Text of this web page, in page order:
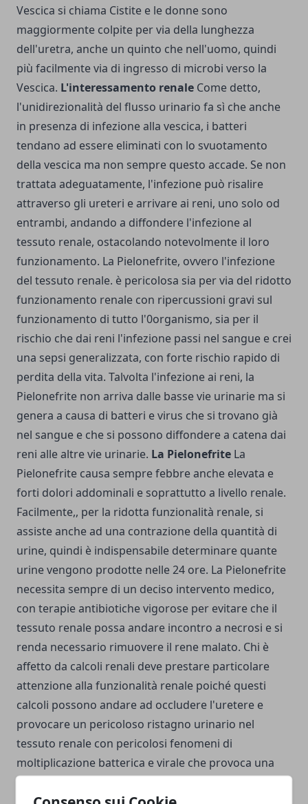
Vescica si chiama Cistite e le donne sono
maggiormente colpite per via della lunghezza
dell'uretra, anche un quinto che nell'uomo, quindi
più facilmente via di ingresso di microbi verso la
Vescica. L'interessamento renale Come detto,
l'unidirezionalità del flusso urinario fa sì che anche
in presenza di infezione alla vescica, i batteri
tendano ad essere eliminati con lo svuotamento
della vescica ma non sempre questo accade. Se non
trattata adeguatamente, l'infezione può risalire
attraverso gli ureteri e arrivare ai reni, uno solo od
entrambi, andando a diffondere l'infezione al
tessuto renale, ostacolando notevolmente il loro
funzionamento. La Pielonefrite, ovvero l'infezione
del tessuto renale. è pericolosa sia per via del ridotto
funzionamento renale con ripercussioni gravi sul
funzionamento di tutto l'0organismo, sia per il
rischio che dai reni l'infezione passi nel sangue e crei
una sepsi generalizzata, con forte rischio rapido di
perdita della vita. Talvolta l'infezione ai reni, la
Pielonefrite non arriva dalle basse vie urinarie ma si
genera a causa di batteri e virus che si trovano già
nel sangue e che si possono diffondere a catena dai
reni alle altre vie urinarie. La Pielonefrite La
Pielonefrite causa sempre febbre anche elevata e
forti dolori addominali e soprattutto a livello renale.
Facilmente,, per la ridotta funzionalità renale, si
assiste anche ad una contrazione della quantità di
urine, quindi è indispensabile determinare quante
urine vengono prodotte nelle 24 ore. La Pielonefrite
necessita sempre di un deciso intervento medico,
con terapie antibiotiche vigorose per evitare che il
tessuto renale possa andare incontro a necrosi e si
renda necessario rimuovere il rene malato. Chi è
affetto da calcoli renali deve prestare particolare
attenzione alla funzionalità renale poiché questi
calcoli possono andare ad occludere l'uretere e
provocare un pericoloso ristagno urinario nel
tessuto renale con pericolosi fenomeni di
moltiplicazione batterica e virale che provoca una
pielonefrite.